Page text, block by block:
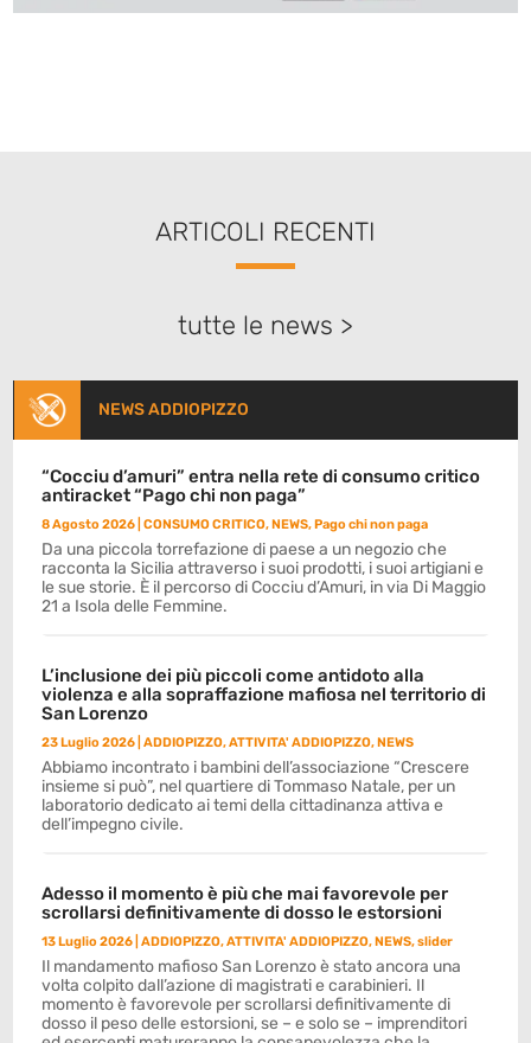
ARTICOLI RECENTI
tutte le news >
NEWS ADDIOPIZZO
“Cocciu d’amuri” entra nella rete di consumo critico
antiracket “Pago chi non paga”
8 Agosto 2026 |CONSUMO CRITICO,NEWS,Pago chi non paga
Da una piccola torrefazione di paese a un negozio che
racconta la Sicilia attraverso i suoi prodotti, i suoi artigiani e
le sue storie. È il percorso di Cocciu d’Amuri, in via Di Maggio
21 a Isola delle Femmine.
L’inclusione dei più piccoli come antidoto alla
violenza e alla sopraffazione mafiosa nel territorio di
San Lorenzo
23 Luglio 2026 |ADDIOPIZZO,ATTIVITA' ADDIOPIZZO,NEWS
Abbiamo incontrato i bambini dell’associazione “Crescere
insieme si può”, nel quartiere di Tommaso Natale, per un
laboratorio dedicato ai temi della cittadinanza attiva e
dell’impegno civile.
Adesso il momento è più che mai favorevole per
scrollarsi definitivamente di dosso le estorsioni
13 Luglio 2026 |ADDIOPIZZO,ATTIVITA' ADDIOPIZZO,NEWS,slider
Il mandamento mafioso San Lorenzo è stato ancora una
volta colpito dall’azione di magistrati e carabinieri. Il
momento è favorevole per scrollarsi definitivamente di
dosso il peso delle estorsioni, se – e solo se – imprenditori